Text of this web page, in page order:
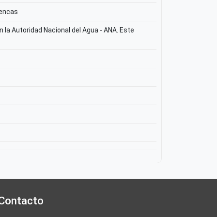
Autoridad Nacional del Agua - ANA. Este